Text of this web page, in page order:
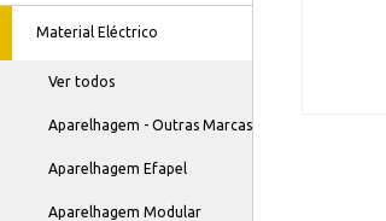
Material Eléctrico
Ver todos
Aparelhagem - Outras Marcas
Aparelhagem Efapel
Aparelhagem Modular